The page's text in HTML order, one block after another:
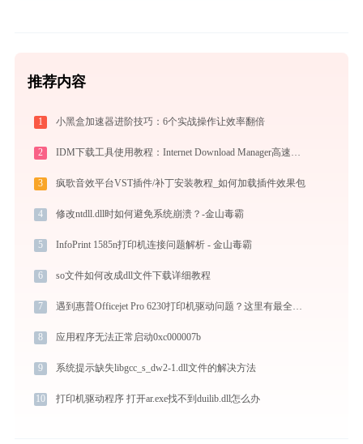
推荐内容
1 小黑盒加速器进阶技巧：6个实战操作让效率翻倍
2 IDM下载工具使用教程：Internet Download Manager高速下载与视频抓取完全指南
3 疯歌音效平台VST插件/补丁安装教程_如何加载插件效果包
4 修改ntdll.dll时如何避免系统崩溃？-金山毒霸
5 InfoPrint 1585n打印机连接问题解析 - 金山毒霸
6 so文件如何改成dll文件下载详细教程
7 遇到惠普Officejet Pro 6230打印机驱动问题？这里有最全的下载及安装指导
8 应用程序无法正常启动0xc000007b
9 系统提示缺失libgcc_s_dw2-1.dll文件的解决方法
10 打印机驱动程序 打开ar.exe找不到duilib.dll怎么办